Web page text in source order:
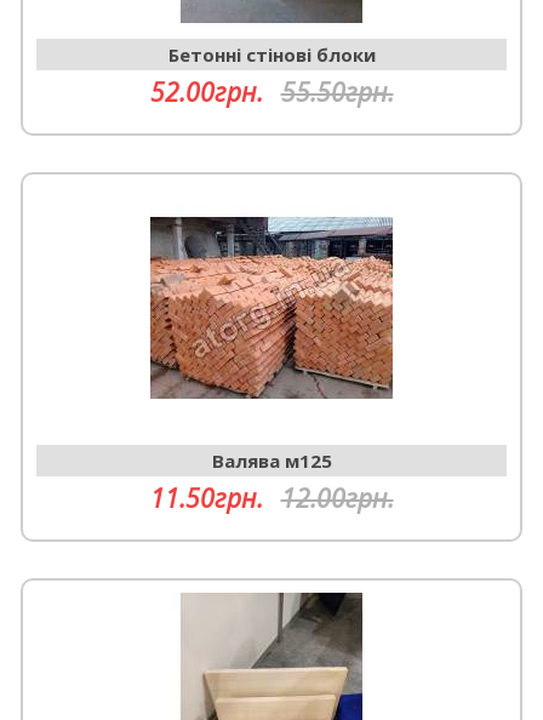
Бетонні стінові блоки
52.00грн. 55.50грн.
Валява м125
11.50грн. 12.00грн.